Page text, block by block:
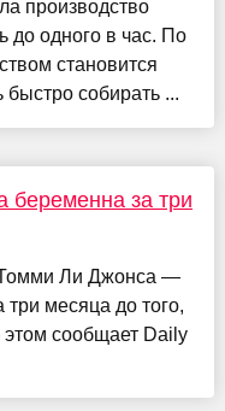
производство
до одного в час. По
становится
собирать ...
за три
Ли Джонса —
месяца до того,
сообщает Daily